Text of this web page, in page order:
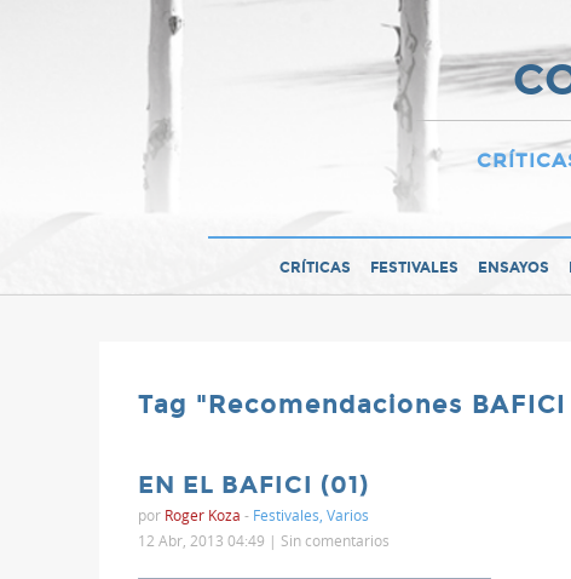
CRÍTICAS FESTIVALES ENSAYOS
Tag "Recomendaciones BAFICI
EN EL BAFICI (01)
por Roger Koza - Festivales Varios
12 Abr, 2013 04:49 | Sin comentarios